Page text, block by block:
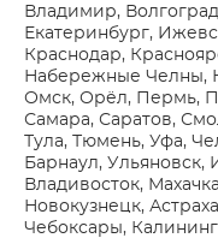
Владимир,
Екатеринбург,
Краснодар,
Набережные Челны,
Омск, Орёл, Пермь,
Самара, Саратов,
Тула, Тюмень, Уфа,
Барнаул, Ульяновск,
Владивосток,
Новокузнецк,
Чебоксары,